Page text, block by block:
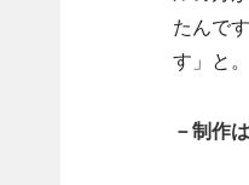
たんで
す」と。
－制作